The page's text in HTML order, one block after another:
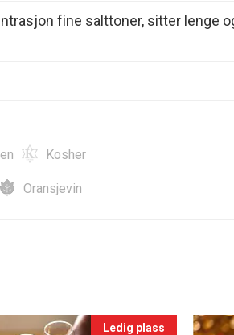
fine salttoner, sitter lenge
Kosher
Oransjevin
Ledig plass